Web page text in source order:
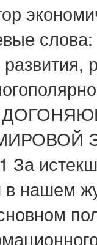
слова:
в нашем